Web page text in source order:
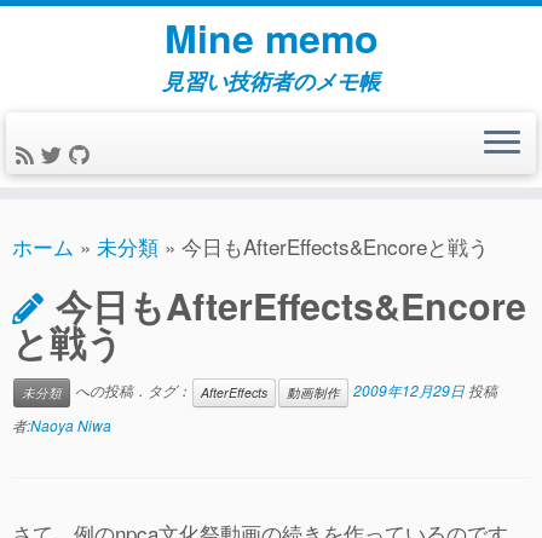
コ
ン
ツ
へ
キ
プ
Mine memo
見習い技術者のメモ帳
ホーム » 未分類 » 今日もAfterEffects&Encoreと戦う
今日もAfterEffects&Encore
と戦う
未分類 への投稿．タグ： AfterEffects 動画制作 2009年12月29日 投稿
者:Naoya Niwa